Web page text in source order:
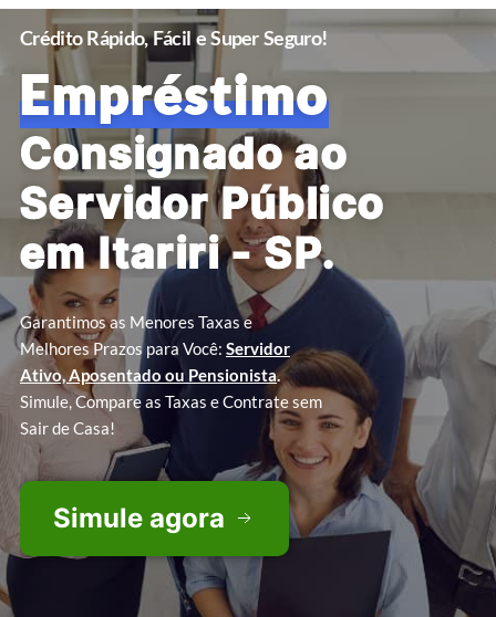
Crédito Rápido, Fácil e Super Seguro!
Empréstimo
Consignado ao
Servidor Público
em Itariri - SP.
Garantimos as Menores Taxas e
Melhores Prazos para Você: Servidor
Ativo, Aposentado ou Pensionista.
Simule, Compare as Taxas e Contrate sem
Sair de Casa!
Simule agora